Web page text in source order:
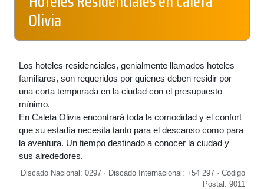
Olivia
Los hoteles residenciales, genialmente llamados hoteles
familiares, son requeridos por quienes deben residir por
una corta temporada en la ciudad con el presupuesto
mínimo.
En Caleta Olivia encontrará toda la comodidad y el confort
que su estadía necesita tanto para el descanso como para
la aventura. Un tiempo destinado a conocer la ciudad y
sus alrededores.
Discado Nacional: 0297 · Discado Internacional: +54 297 · Código
Postal: 9011